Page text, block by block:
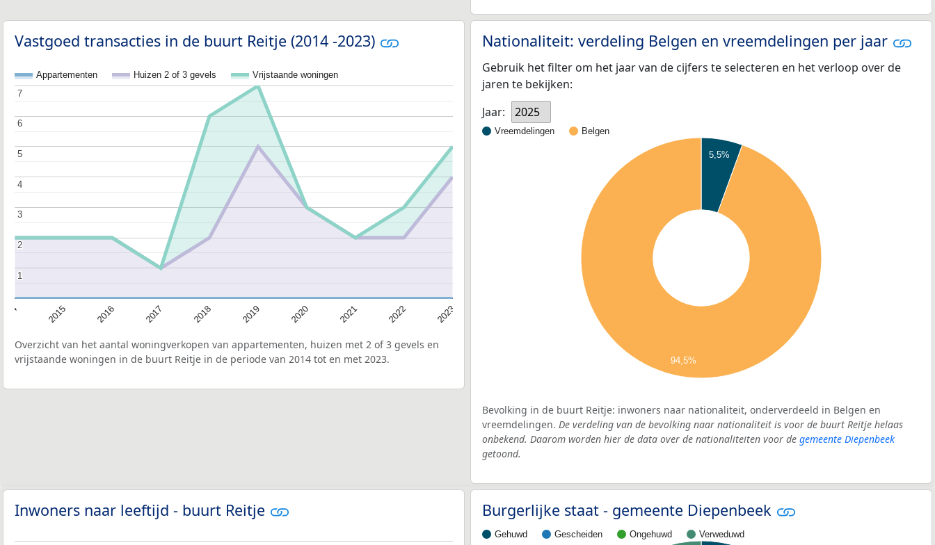
Vastgoed transacties in de buurt Reitje (2014 -2023)
Appartementen Huizen 2 of 3 gevels Vrijstaande woningen
2015 2016 2017 2018 2019 2020 2021 2022 2023
11
2
2
3
3
4
4
5
5
6
6
7
7
Overzicht van het aantal woningverkopen van appartementen, huizen met 2 of 3 gevels en
vrijstaande woningen in de buurt Reitje in de periode van 2014 tot en met 2023.
Nationaliteit: verdeling Belgen en vreemdelingen per jaar
Gebruik het filter om het jaar van de cijfers te selecteren en het verloop over de
jaren te bekijken:
Jaar:
2025
Vreemdelingen Belgen
5,5%
94,5%
Bevolking in de buurt Reitje: inwoners naar nationaliteit, onderverdeeld in Belgen en
vreemdelingen. De verdeling van de bevolking naar nationaliteit is voor de buurt Reitje helaas
onbekend. Daarom worden hier de data over de nationaliteiten voor de gemeente Diepenbeek
getoond.
Inwoners naar leeftijd - buurt Reitje Burgerlijke staat - gemeente Diepenbeek
Gehuwd Gescheiden Ongehuwd Verweduwd